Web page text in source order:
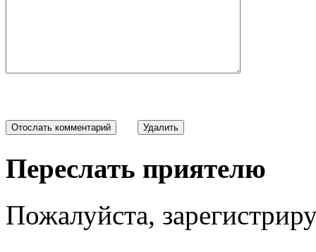
Переслать приятелю
Пожалуйста,